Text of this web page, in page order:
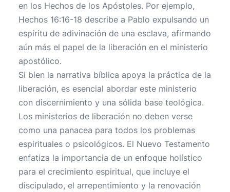
en los Hechos de los Apóstoles. Por ejemplo,
Hechos 16:16-18 describe a Pablo expulsando un
espíritu de adivinación de una esclava, afirmando
aún más el papel de la liberación en el ministerio
apostólico.
Si bien la narrativa bíblica apoya la práctica de la
liberación, es esencial abordar este ministerio
con discernimiento y una sólida base teológica.
Los ministerios de liberación no deben verse
como una panacea para todos los problemas
espirituales o psicológicos. El Nuevo Testamento
enfatiza la importancia de un enfoque holístico
para el crecimiento espiritual, que incluye el
discipulado, el arrepentimiento y la renovación